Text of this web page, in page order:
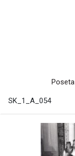
SK_1_A_054